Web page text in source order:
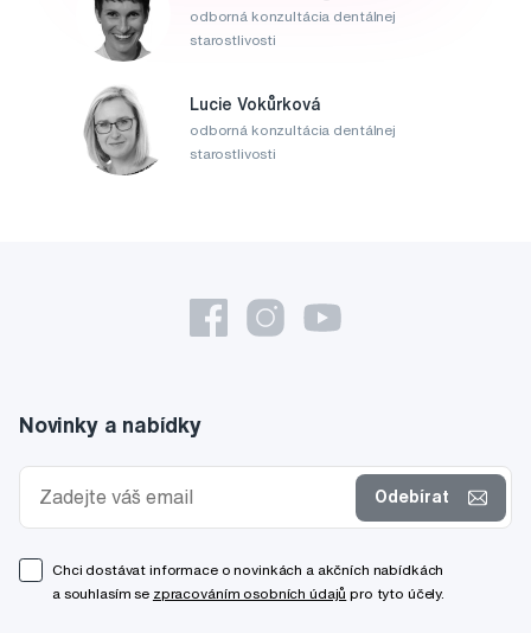
odborná konzultácia dentálnej
starostlivosti
Lucie Vokůrková
odborná konzultácia dentálnej
starostlivosti
Novinky a nabídky
Odebírat
Chci dostávat informace o novinkách a akčních nabídkách
a souhlasím se zpracováním osobních údajů pro tyto účely.